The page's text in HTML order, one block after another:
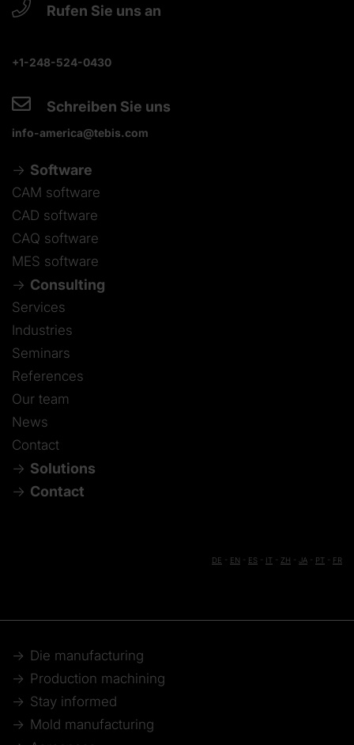
Rufen Sie uns an
+1-248-524-0430
Schreiben Sie uns
info-america@tebis.com
Software
CAM software
CAD software
CAQ software
MES software
Consulting
Services
Industries
Seminars
References
Our team
News
Contact
Solutions
Contact
DE EN ES IT ZH JA PT FR
Die manufacturing
Production machining
Stay informed
Mold manufacturing